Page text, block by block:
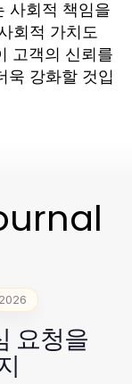
사회적 책임을
회적 가치도
고객의 신뢰를
욱 강화할 것입
요청을